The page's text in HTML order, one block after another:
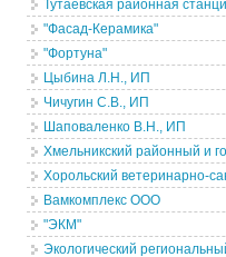
Тутаевская районная
"Фасад-Керамика"
"Фортуна"
Цыбина Л.Н., ИП
Чичугин С.В., ИП
Шаповаленко В.Н., ИП
Хмельникский районный и
Хорольский ветеринарно-
Вамкомплекс ООО
"ЭКМ"
Экологический